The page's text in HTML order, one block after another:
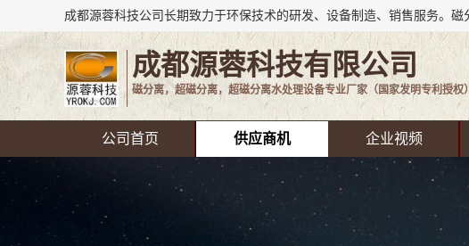
成都源蓉科技有限公司
磁分离，超磁分离，超磁分离水处理设备专业厂家（国家发明专利授权）
公司首页 供应商机 企业视频